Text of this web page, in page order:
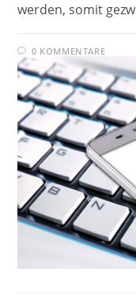
werden, somit
0 KOMMENTARE